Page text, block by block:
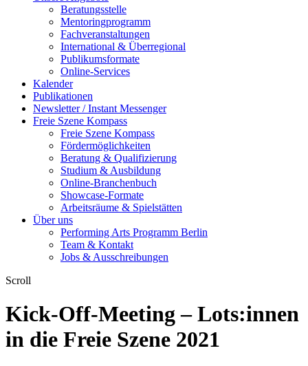
Beratungsstelle
Mentoringprogramm
Fachveranstaltungen
International & Überregional
Publikumsformate
Online-Services
Kalender
Publikationen
Newsletter / Instant Messenger
Freie Szene Kompass
Freie Szene Kompass
Fördermöglichkeiten
Beratung & Qualifizierung
Studium & Ausbildung
Online-Branchenbuch
Showcase-Formate
Arbeitsräume & Spielstätten
Über uns
Performing Arts Programm Berlin
Team & Kontakt
Jobs & Ausschreibungen
Scroll
Kick-Off-Meeting – Lots:innen
in die Freie Szene 2021